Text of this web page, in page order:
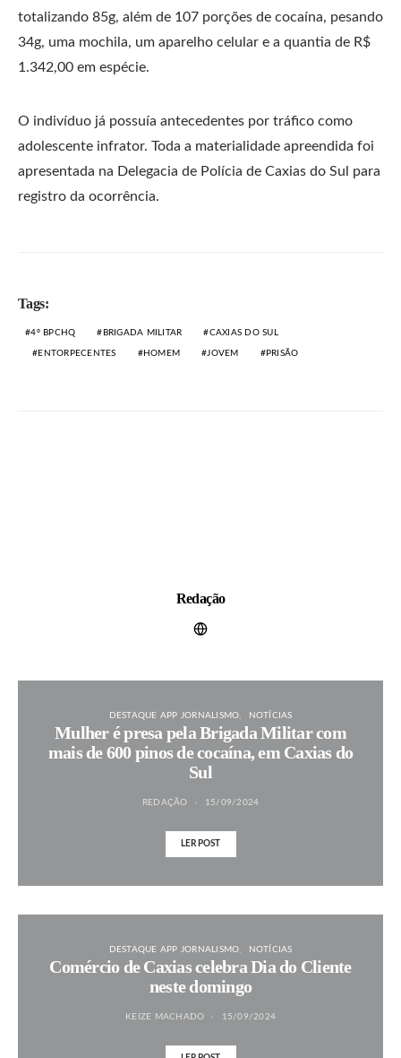
totalizando 85g, além de 107 porções de cocaína, pesando
34g, uma mochila, um aparelho celular e a quantia de R$
1.342,00 em espécie.
O indivíduo já possuía antecedentes por tráfico como
adolescente infrator. Toda a materialidade apreendida foi
apresentada na Delegacia de Polícia de Caxias do Sul para
registro da ocorrência.
Tags:
4º BPCHQ BRIGADA MILITAR CAXIAS DO SUL
ENTORPECENTES HOMEM JOVEM PRISÃO
Redação
DESTAQUE APP JORNALISMO NOTÍCIAS
Mulher é presa pela Brigada Militar com
mais de 600 pinos de cocaína, em Caxias do
Sul
REDAÇÃO 15/09/2024
LER POST
DESTAQUE APP JORNALISMO NOTÍCIAS
Comércio de Caxias celebra Dia do Cliente
neste domingo
KEIZE MACHADO 15/09/2024